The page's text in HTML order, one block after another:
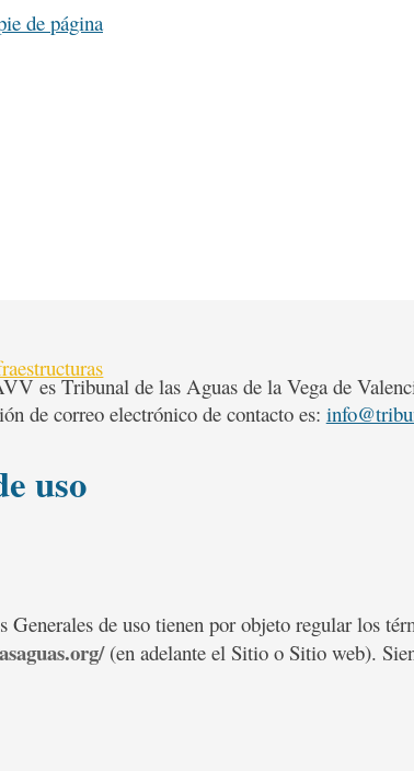
de página
es Tribunal de las Aguas de la Vega de
de correo electrónico de contacto es:
uso
Generales de uso tienen por objeto regular los
(en adelante el Sitio o Sitio web).